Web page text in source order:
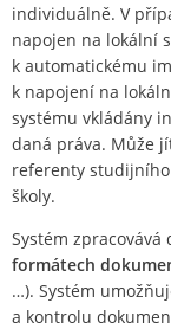
individuálně. V
napojen na lokální
k automatickému
k napojení na
systému vkládány
daná práva. Může
referenty
školy.
Systém zpracovává
formátech
…). Systém
a kontrolu